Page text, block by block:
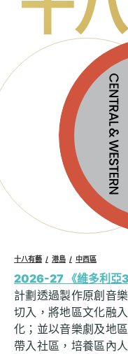
十八有藝 港島 中西區
2026-27 《維多利亞
計劃透過製作原創音
切入，將地區文化融
化；並以音樂劇及地
帶入社區，培養區內